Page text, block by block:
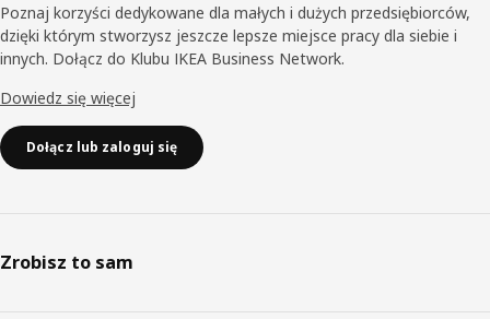
Poznaj korzyści dedykowane dla małych i dużych przedsiębiorców,
dzięki którym stworzysz jeszcze lepsze miejsce pracy dla siebie i
innych. Dołącz do Klubu IKEA Business Network.
Dowiedz się więcej
Dołącz lub zaloguj się
Zrobisz to sam